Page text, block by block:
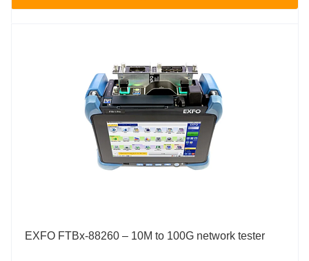
EXFO FTBx-88260 – 10M to 100G network tester